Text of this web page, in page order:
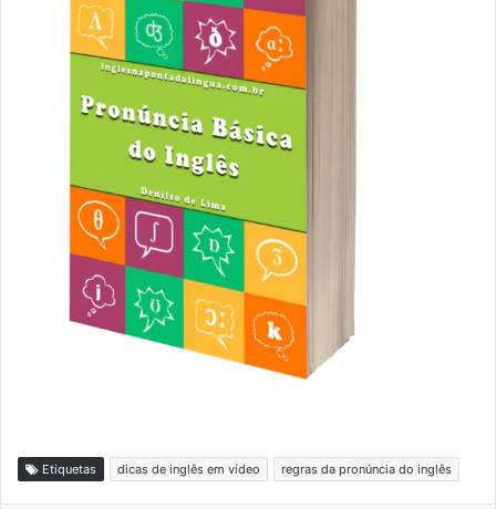
Etiquetas dicas de inglês em vídeo regras da pronúncia do inglês